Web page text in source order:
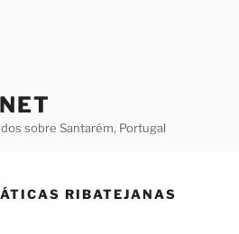
sobre Santarém, Portugal
RIBATEJANAS